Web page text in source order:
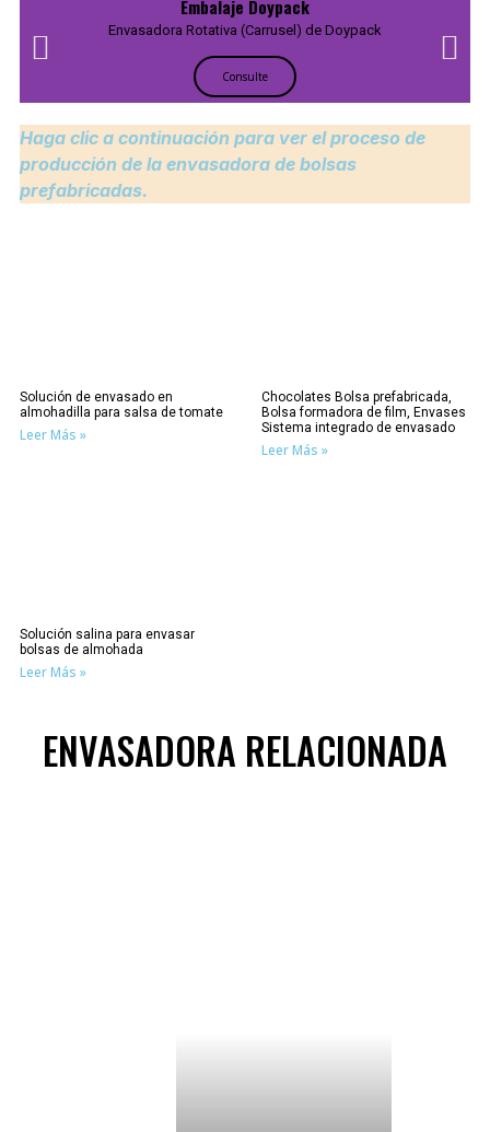
Embalaje Doypack
Envasadora Rotativa (Carrusel) de Doypack
Consulte
Haga clic a continuación para ver el proceso de
producción de la envasadora de bolsas
prefabricadas.
Solución de envasado en
almohadilla para salsa de tomate
Leer Más »
Chocolates Bolsa prefabricada,
Bolsa formadora de film, Envases
Sistema integrado de envasado
Leer Más »
Solución salina para envasar
bolsas de almohada
Leer Más »
ENVASADORA RELACIONADA